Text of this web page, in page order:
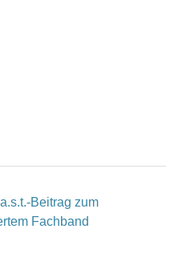
Beitrag zum
Fachband